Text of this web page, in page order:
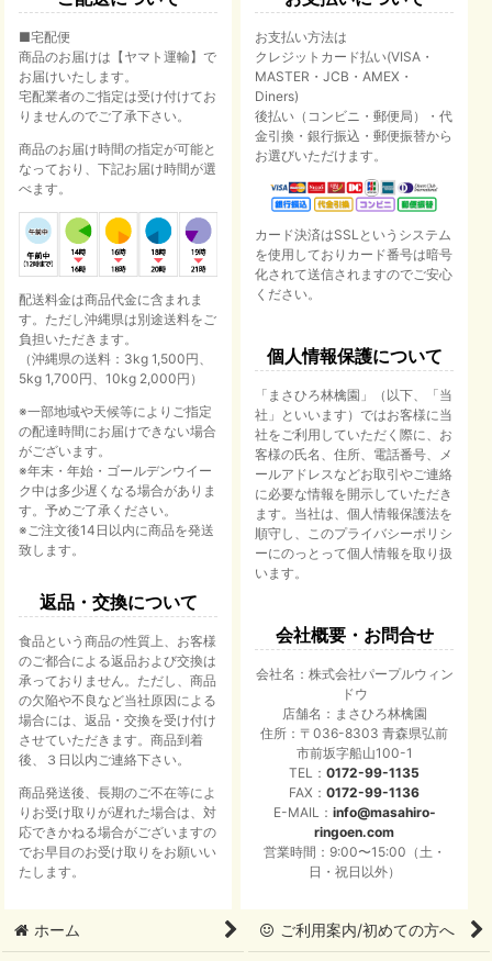
■宅配便
商品のお届けは【ヤマト運輸】で
お届けいたします。
宅配業者のご指定は受け付けてお
りませんのでご了承下さい。
商品のお届け時間の指定が可能と
なっており、下記お届け時間が選
べます。
配送料金は商品代金に含まれま
す。ただし沖縄県は別途送料をご
負担いただきます。
（沖縄県の送料：3kg 1,500円、
5kg 1,700円、10kg 2,000円）
※一部地域や天候等によりご指定
の配達時間にお届けできない場合
がございます。
※年末・年始・ゴールデンウイー
ク中は多少遅くなる場合がありま
す。予めご了承ください。
※ご注文後14日以内に商品を発送
致します。
返品・交換について
食品という商品の性質上、お客様
のご都合による返品および交換は
承っておりません。ただし、商品
の欠陥や不良など当社原因による
場合には、返品・交換を受け付け
させていただきます。商品到着
後、３日以内ご連絡下さい。
商品発送後、長期のご不在等によ
りお受け取りが遅れた場合は、対
応できかねる場合がございますの
でお早目のお受け取りをお願いい
たします。
お支払い方法は
クレジットカード払い(VISA・
MASTER・JCB・AMEX・
Diners)
後払い（コンビニ・郵便局）・代
金引換・銀行振込・郵便振替から
お選びいただけます。
カード決済はSSLというシステム
を使用しておりカード番号は暗号
化されて送信されますのでご安心
ください。
個人情報保護について
「まさひろ林檎園」（以下、「当
社」といいます）ではお客様に当
社をご利用していただく際に、お
客様の氏名、住所、電話番号、メ
ールアドレスなどお取引やご連絡
に必要な情報を開示していただき
ます。当社は、個人情報保護法を
順守し、このプライバシーポリシ
ーにのっとって個人情報を取り扱
います。
会社概要・お問合せ
会社名：株式会社パープルウィン
ドウ
店舗名：まさひろ林檎園
住所：〒036-8303 青森県弘前
市前坂字船山100-1
TEL：0172-99-1135
FAX：0172-99-1136
E-MAIL： info@masahiro-
ringoen.com
営業時間：9:00〜15:00（土・
日・祝日以外）
ホーム ご利用案内/初めての方へ